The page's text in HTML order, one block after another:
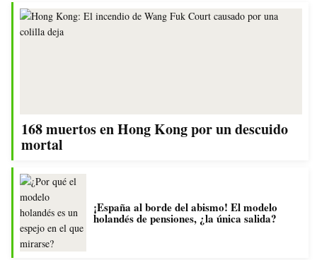
168 muertos en Hong Kong por un descuido
mortal
¡España al borde del abismo! El modelo
holandés de pensiones, ¿la única salida?